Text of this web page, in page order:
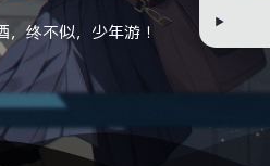
，终不似，少年游！